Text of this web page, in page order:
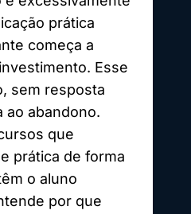
prática
começa a
Esse
sem resposta
ao abandono.
que
prática de forma
o aluno
por que